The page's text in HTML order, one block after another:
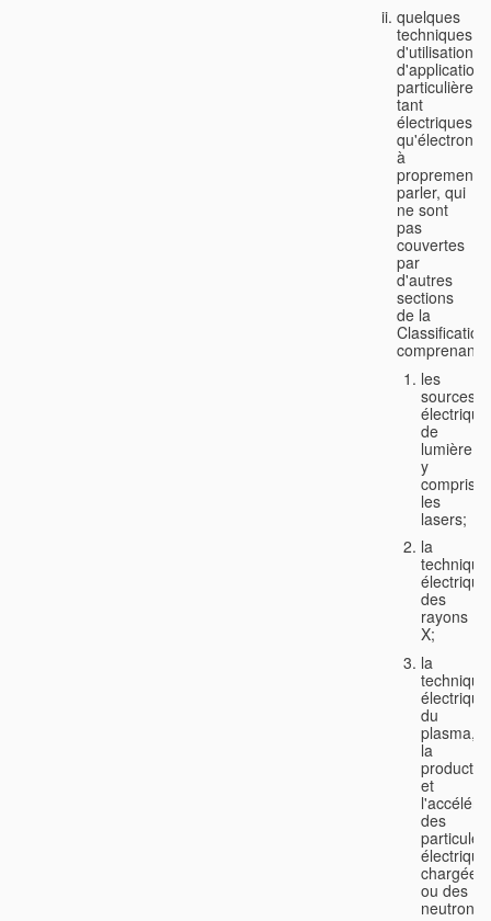
quelques
techniques
d'utilisation
d'application
particulière,
tant
électriques
à
proprement
parler, qui
ne sont
pas
couvertes
par
d'autres
sections
de la
Classification,
comprenant:
les
sources
de
lumière,
y
compris
les
lasers;
la
technique
électrique
des
rayons
X;
la
technique
électrique
du
plasma,
la
et
des
particules
chargées
ou des
neutrons;